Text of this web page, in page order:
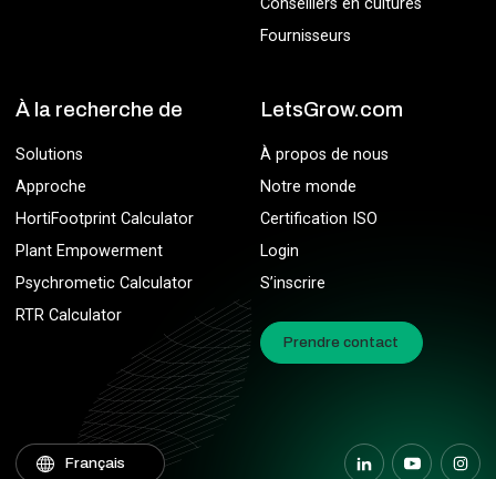
Conseillers en cultures
Fournisseurs
À la recherche de
Solutions
Approche
HortiFootprint Calculator
Plant Empowerment
Psychrometic Calculator
RTR Calculator
LetsGrow.com
À propos de nous
Notre monde
Certification ISO
Login
S’inscrire
Prendre contact